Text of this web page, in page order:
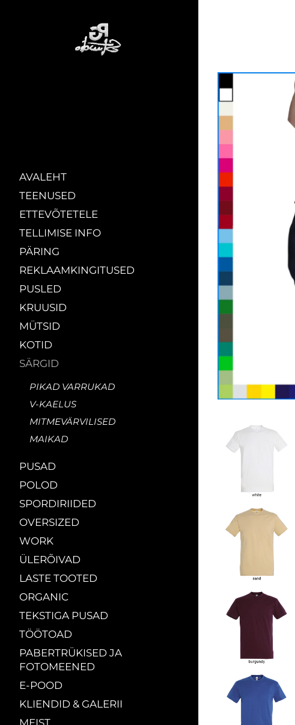
AVALEHT
TEENUSED
ETTEVÕTETELE
TELLIMISE INFO
PÄRING
REKLAAMKINGITUSED
PUSLED
KRUUSID
MÜTSID
KOTID
SÄRGID
PIKAD VARRUKAD
V-KAELUS
MITMEVÄRVILISED
MAIKAD
PUSAD
POLOD
SPORDIRIIDED
OVERSIZED
WORK
ÜLERÕIVAD
LASTE TOOTED
ORGANIC
TEKSTIGA PUSAD
TÖÖTOAD
PABERTRÜKISED JA
FOTOMEENED
E-POOD
KLIENDID & GALERII